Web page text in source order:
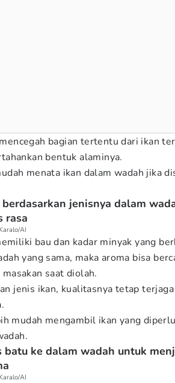
bagian tertentu dari ikan
bentuk alaminya.
menata ikan dalam wadah jika
jenisnya dalam
rasa
AI
bau dan kadar minyak yang
yang sama, maka aroma bisa
saat diolah.
jenis ikan, kualitasnya tetap
mudah mengambil ikan yang
batu ke dalam wadah untuk
AI